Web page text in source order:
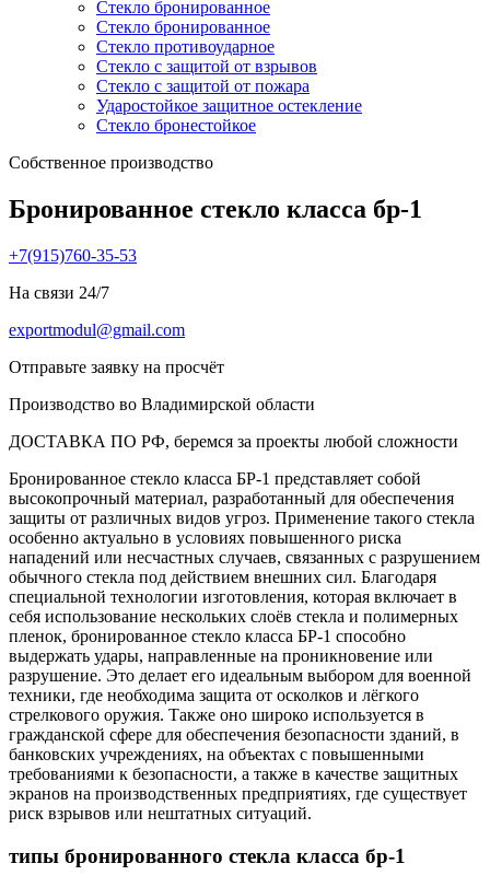
Стекло бронированное
Стекло бронированное
Стекло противоударное
Стекло с защитой от взрывов
Стекло с защитой от пожара
Ударостойкое защитное остекление
Стекло бронестойкое
Собственное производство
Бронированное стекло класса бр-1
+7(915)760-35-53
На связи 24/7
exportmodul@gmail.com
Отправьте заявку на просчёт
Производство во Владимирской области
ДОСТАВКА ПО РФ, беремся за проекты любой сложности
Бронированное стекло класса БР-1 представляет собой
высокопрочный материал, разработанный для обеспечения
защиты от различных видов угроз. Применение такого стекла
особенно актуально в условиях повышенного риска
нападений или несчастных случаев, связанных с разрушением
обычного стекла под действием внешних сил. Благодаря
специальной технологии изготовления, которая включает в
себя использование нескольких слоёв стекла и полимерных
пленок, бронированное стекло класса БР-1 способно
выдержать удары, направленные на проникновение или
разрушение. Это делает его идеальным выбором для военной
техники, где необходима защита от осколков и лёгкого
стрелкового оружия. Также оно широко используется в
гражданской сфере для обеспечения безопасности зданий, в
банковских учреждениях, на объектах с повышенными
требованиями к безопасности, а также в качестве защитных
экранов на производственных предприятиях, где существует
риск взрывов или нештатных ситуаций.
типы бронированного стекла класса бр-1